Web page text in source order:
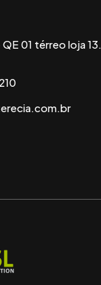
01 térreo loja 13.